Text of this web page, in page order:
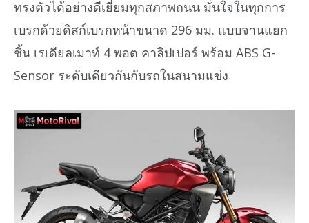
ทรงตัวได้อย่างดีเยี่ยมทุกสภาพถนน มั่นใจในทุกการ
เบรกด้วยดิสก์เบรกหน้าขนาด 296 มม. แบบจานแยก
ชิ้น เรเดียลเมาท์ 4 พอต คาลิปเปอร์ พร้อม ABS G-
Sensor ระดับเดียวกันกับรถในสนามแข่ง